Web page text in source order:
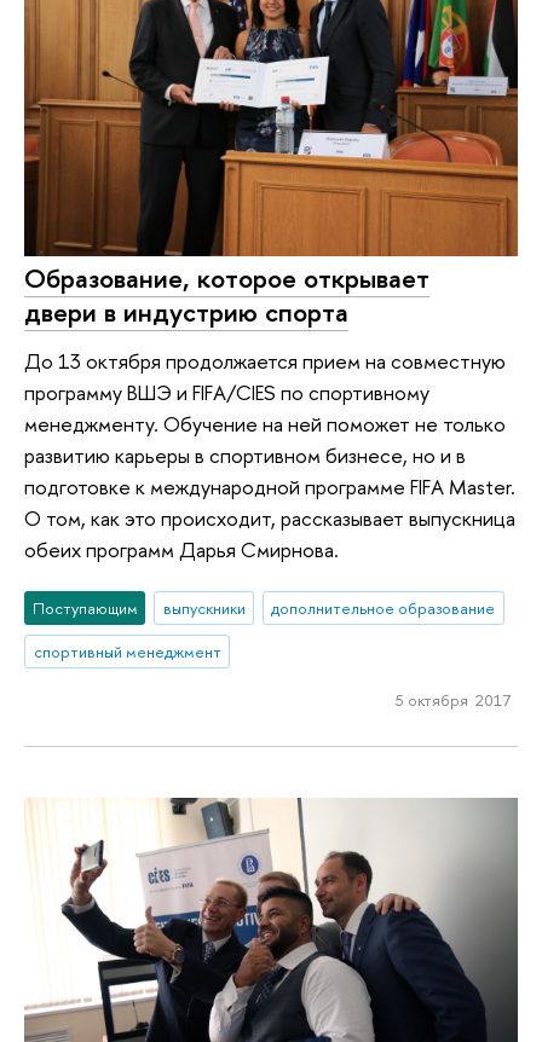
Образование, которое открывает
двери в индустрию спорта
До 13 октября продолжается прием на совместную
программу ВШЭ и FIFA/CIES по спортивному
менеджменту. Обучение на ней поможет не только
развитию карьеры в спортивном бизнесе, но и в
подготовке к международной программе FIFA Master.
О том, как это происходит, рассказывает выпускница
обеих программ Дарья Смирнова.
Поступающим выпускники
дополнительное образование
спортивный менеджмент
5 октября 2017